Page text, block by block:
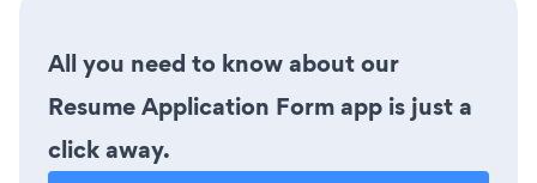
All you need to know about our
Resume Application Form app is just a
click away.